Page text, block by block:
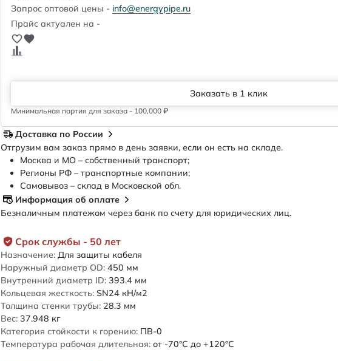
Срок службы - 50 лет
Назначение: Для защиты кабеля
Наружный диаметр OD: 450 мм
Внутренний диаметр ID: 393.4 мм
Кольцевая жесткость: SN24 кН/м2
Толщина стенки трубы: 28.3 мм
Вес: 37.948 кг
Категория стойкости к горению: ПВ-0
Температура рабочая длительная: от -70°C до +120°C
Запрос оптовой цены - info@energypipe.ru
Прайс актуален на -
Заказать в 1 клик
Минимальная партия для заказа - 100,000 ₽
Доставка по России
Отгрузим вам заказ прямо в день заявки, если он есть на складе.
Москва и МО – собственный транспорт;
Регионы РФ – транспортные компании;
Самовывоз – склад в Московской обл.
Информация об оплате
Безналичным платежом через банк по счету для юридических лиц.